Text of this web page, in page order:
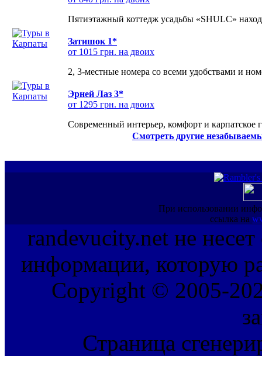
Пятиэтажный коттедж усадьбы «SHULC»
Затишок 1*
от 1015 грн. на двоих
2, 3-местные номера со всеми удобствами и
Эрней Лаз 3*
от 1295 грн. на двоих
Современный интерьер, комфорт и карпатское
Смотреть другие
При использовании
ссылка на
randevucity.net не несет
информации, которую
Copyright © 2005-
Страница